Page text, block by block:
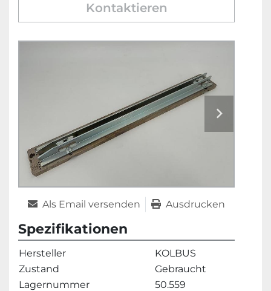
Kontaktieren
Als Email versenden Ausdrucken
Spezifikationen
Hersteller
KOLBUS
Zustand
Gebraucht
Lagernummer
50.559